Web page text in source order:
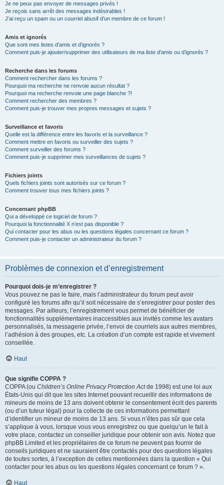
Je ne peux pas envoyer de messages privés !
Je reçois sans arrêt des messages indésirables !
J’ai reçu un spam ou un courriel abusif d’un membre de ce forum !
Amis et ignorés
Que sont mes listes d’amis et d’ignorés ?
Comment puis-je ajouter/supprimer des utilisateurs de ma liste d’amis ou d’ignorés ?
Recherche dans les forums
Comment rechercher dans les forums ?
Pourquoi ma recherche ne renvoie aucun résultat ?
Pourquoi ma recherche renvoie une page blanche ?!
Comment rechercher des membres ?
Comment puis-je trouver mes propres messages et sujets ?
Surveillance et favoris
Quelle est la différence entre les favoris et la surveillance ?
Comment mettre en favoris ou surveiller des sujets ?
Comment surveiller des forums ?
Comment puis-je supprimer mes surveillances de sujets ?
Fichiers joints
Quels fichiers joints sont autorisés sur ce forum ?
Comment trouver tous mes fichiers joints ?
Concernant phpBB
Qui a développé ce logiciel de forum ?
Pourquoi la fonctionnalité X n’est pas disponible ?
Qui contacter pour les abus ou les questions légales concernant ce forum ?
Comment puis-je contacter un administrateur du forum ?
Problèmes de connexion et d’enregistrement
Pourquoi dois-je m’enregistrer ?
Vous pouvez ne pas le faire, mais l’administrateur du forum peut avoir
configuré les forums afin qu’il soit nécessaire de s’enregistrer pour poster des
messages. Par ailleurs, l’enregistrement vous permet de bénéficier de
fonctionnalités supplémentaires inaccessibles aux invités comme les avatars
personnalisés, la messagerie privée, l’envoi de courriels aux autres membres,
l’adhésion à des groupes, etc. La création d’un compte est rapide et vivement
conseillée.
Haut
Que signifie COPPA ?
COPPA (ou Children’s Online Privacy Protection Actde 1998) est une loi aux
États-Unis qui dit que les sites Internet pouvant recueillir des informations de
mineurs de moins de 13 ans doivent obtenir le consentement écrit des parents
(ou d’un tuteur légal) pour la collecte de ces informations permettant
d’identifier un mineur de moins de 13 ans. Si vous n’êtes pas sûr que cela
s’applique à vous, lorsque vous vous enregistrez ou que quelqu’un le fait à
votre place, contactez un conseiller juridique pour obtenir son avis. Notez que
phpBB Limited et les propriétaires de ce forum ne peuvent pas fournir de
conseils juridiques et ne sauraient être contactés pour des questions légales
de toutes sortes, à l’exception de celles mentionnées dans la question « Qui
contacter pour les abus ou les questions légales concernant ce forum ? ».
Haut